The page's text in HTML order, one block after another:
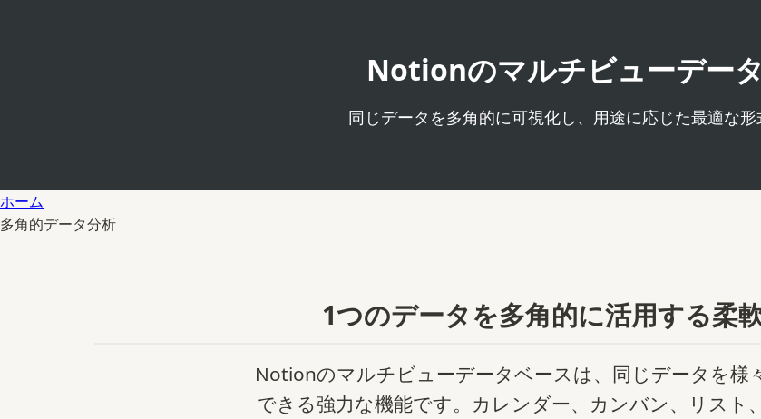
Notionのマルチビューデー
同じデータを多角的に可視化し、用途に応じた最適な
ホーム
多角的データ分析
1つのデータを多角的に活用する柔
Notionのマルチビューデータベースは、同じデータを様
できる強力な機能です。カレンダー、カンバン、リスト